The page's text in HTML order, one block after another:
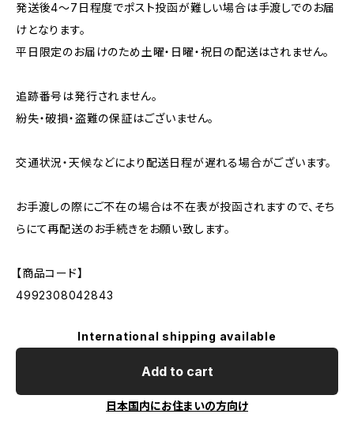
発送後4～7日程度でポスト投函が難しい場合は手渡しでのお届
けとなります。
平日限定のお届けのため土曜・日曜・祝日の配送はされません。
追跡番号は発行されません。
紛失・破損・盗難の保証はございません。
交通状況・天候などにより配送日程が遅れる場合がございます。
お手渡しの際にご不在の場合は不在表が投函されますので、そち
らにて再配送のお手続きをお願い致します。
【商品コード】
4992308042843
International shipping available
Add to cart
日本国内にお住まいの方向け